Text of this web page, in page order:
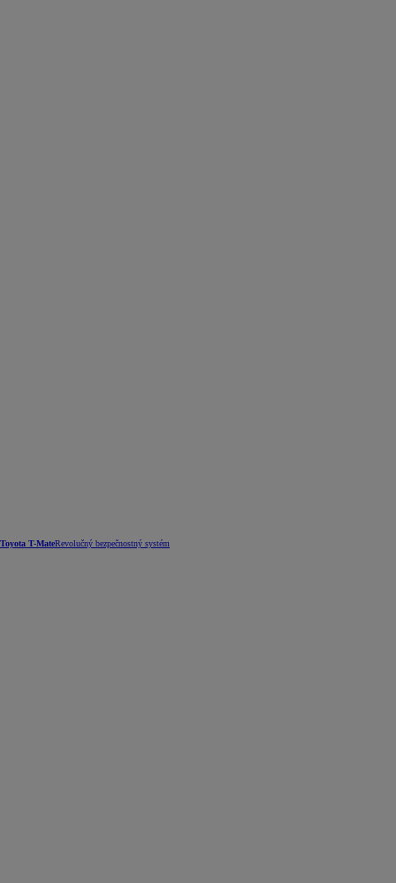
Toyota T-MateRevolučný bezpečnostný systém